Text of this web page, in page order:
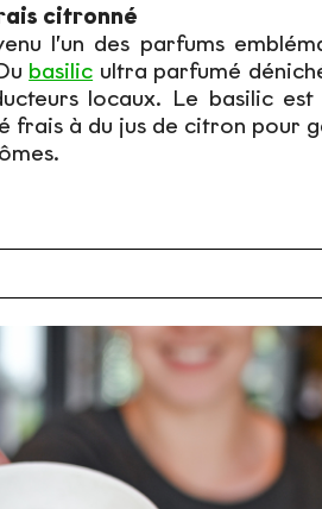
citronné
l’un des parfums
basilic ultra parfumé
locaux. Le basilic
frais à du jus de citron pour